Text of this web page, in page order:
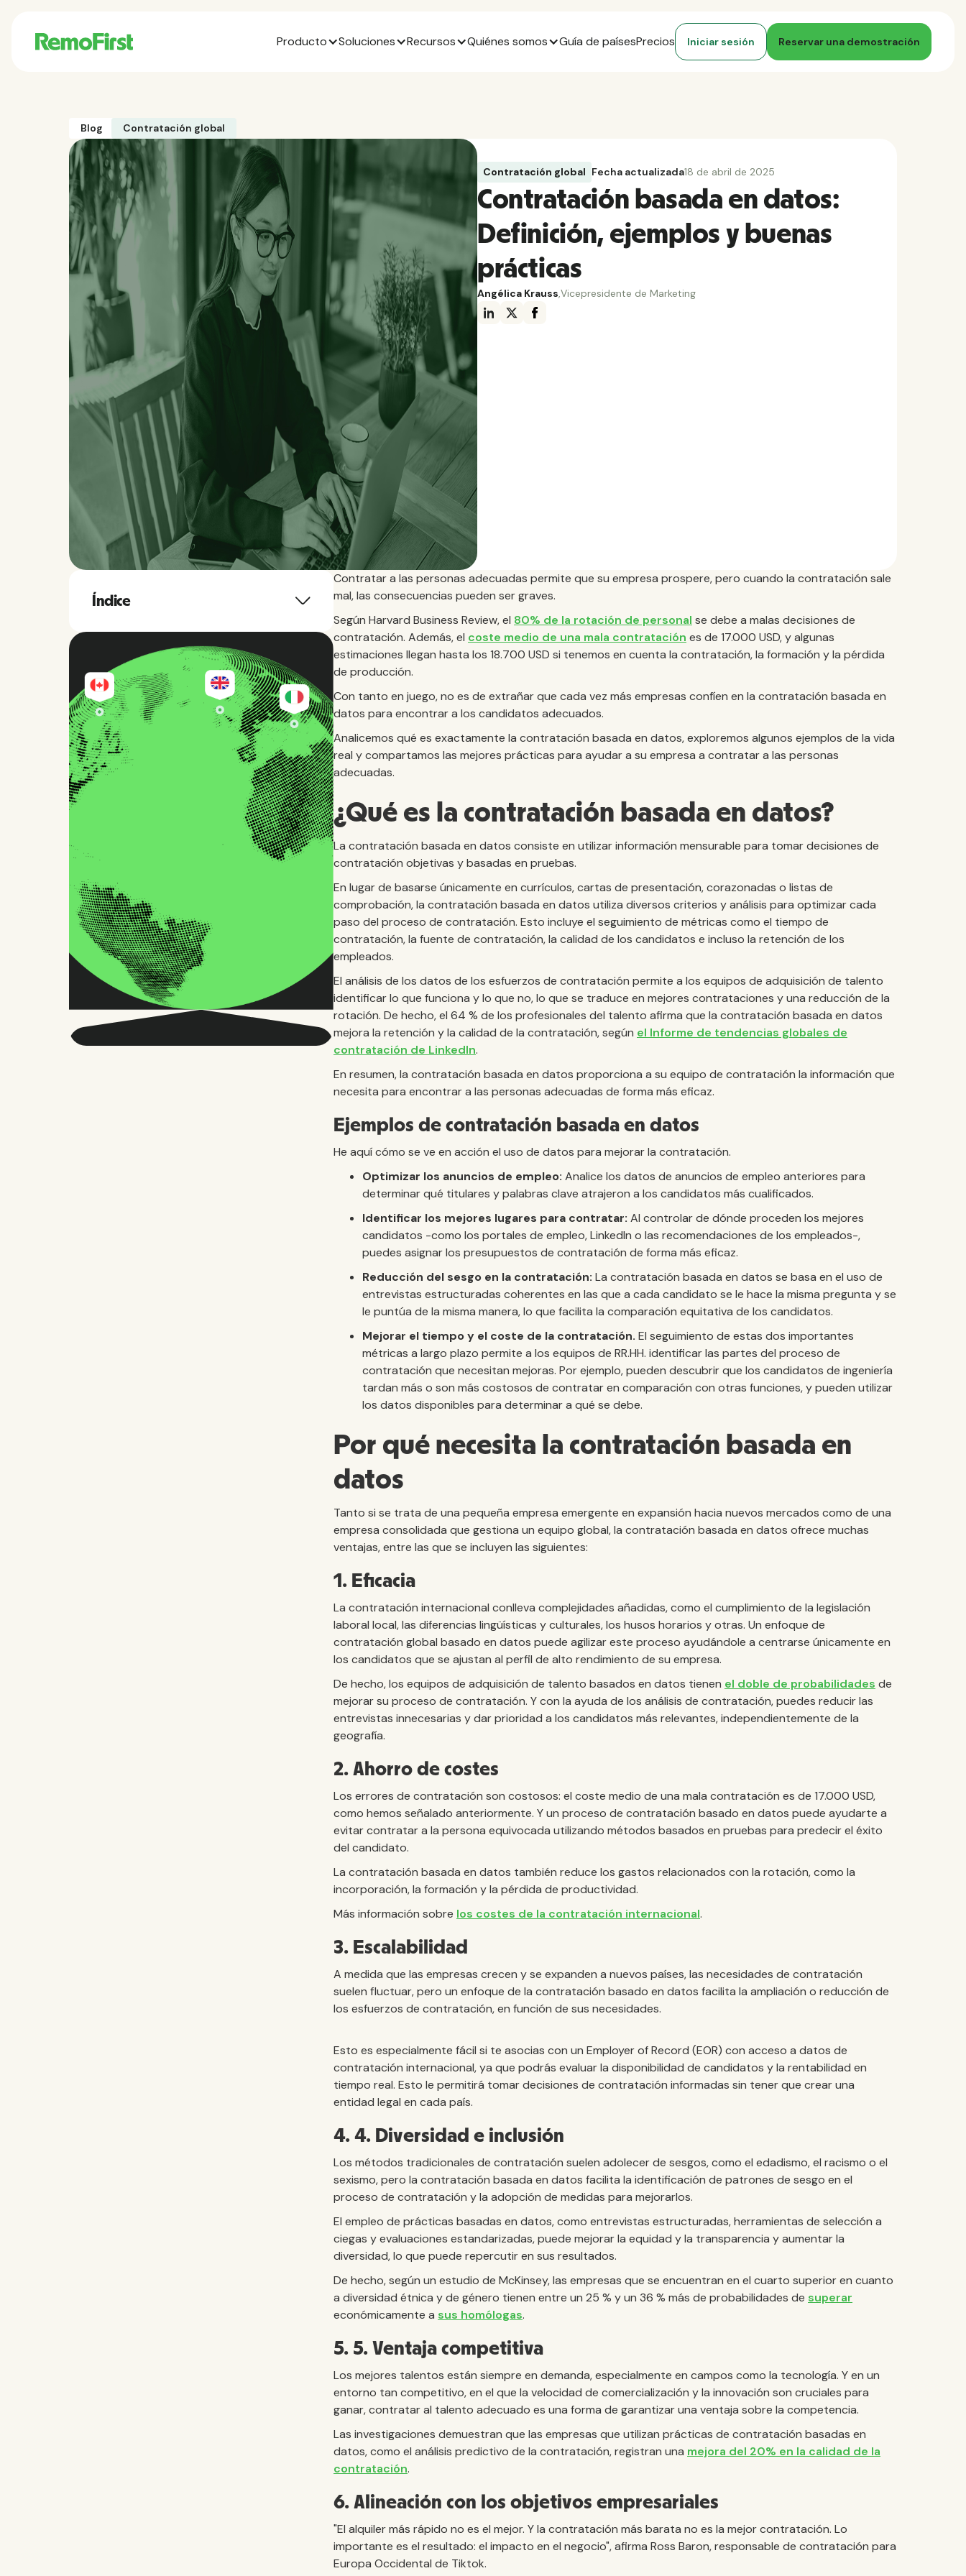
Producto Soluciones Recursos Quiénes somos Guía de paísesPrecios Iniciar sesión Reservar una demostración
Blog Contratación global
Contratación global Fecha actualizada18 de abril de 2025
Contratación basada en datos:
Definición, ejemplos y buenas
prácticas
Angélica Krauss,Vicepresidente de Marketing
Índice
Contratar a las personas adecuadas permite que su empresa prospere, pero cuando la contratación sale
mal, las consecuencias pueden ser graves.
Según Harvard Business Review, el 80% de la rotación de personal se debe a malas decisiones de
contratación. Además, el coste medio de una mala contratación es de 17.000 USD, y algunas
estimaciones llegan hasta los 18.700 USD si tenemos en cuenta la contratación, la formación y la pérdida
de producción.
Con tanto en juego, no es de extrañar que cada vez más empresas confíen en la contratación basada en
datos para encontrar a los candidatos adecuados.
Analicemos qué es exactamente la contratación basada en datos, exploremos algunos ejemplos de la vida
real y compartamos las mejores prácticas para ayudar a su empresa a contratar a las personas
adecuadas.
¿Qué es la contratación basada en datos?
La contratación basada en datos consiste en utilizar información mensurable para tomar decisiones de
contratación objetivas y basadas en pruebas.
En lugar de basarse únicamente en currículos, cartas de presentación, corazonadas o listas de
comprobación, la contratación basada en datos utiliza diversos criterios y análisis para optimizar cada
paso del proceso de contratación. Esto incluye el seguimiento de métricas como el tiempo de
contratación, la fuente de contratación, la calidad de los candidatos e incluso la retención de los
empleados.
El análisis de los datos de los esfuerzos de contratación permite a los equipos de adquisición de talento
identificar lo que funciona y lo que no, lo que se traduce en mejores contrataciones y una reducción de la
rotación. De hecho, el 64 % de los profesionales del talento afirma que la contratación basada en datos
mejora la retención y la calidad de la contratación, según el Informe de tendencias globales de
contratación de LinkedIn.
En resumen, la contratación basada en datos proporciona a su equipo de contratación la información que
necesita para encontrar a las personas adecuadas de forma más eficaz.
Ejemplos de contratación basada en datos
He aquí cómo se ve en acción el uso de datos para mejorar la contratación.
Optimizar los anuncios de empleo: Analice los datos de anuncios de empleo anteriores para
determinar qué titulares y palabras clave atrajeron a los candidatos más cualificados.
Identificar los mejores lugares para contratar: Al controlar de dónde proceden los mejores
candidatos -como los portales de empleo, LinkedIn o las recomendaciones de los empleados-,
puedes asignar los presupuestos de contratación de forma más eficaz.
Reducción del sesgo en la contratación: La contratación basada en datos se basa en el uso de
entrevistas estructuradas coherentes en las que a cada candidato se le hace la misma pregunta y se
le puntúa de la misma manera, lo que facilita la comparación equitativa de los candidatos.
Mejorar el tiempo y el coste de la contratación. El seguimiento de estas dos importantes
métricas a largo plazo permite a los equipos de RR.HH. identificar las partes del proceso de
contratación que necesitan mejoras. Por ejemplo, pueden descubrir que los candidatos de ingeniería
tardan más o son más costosos de contratar en comparación con otras funciones, y pueden utilizar
los datos disponibles para determinar a qué se debe.
Por qué necesita la contratación basada en
datos
Tanto si se trata de una pequeña empresa emergente en expansión hacia nuevos mercados como de una
empresa consolidada que gestiona un equipo global, la contratación basada en datos ofrece muchas
ventajas, entre las que se incluyen las siguientes:
1. Eficacia
La contratación internacional conlleva complejidades añadidas, como el cumplimiento de la legislación
laboral local, las diferencias lingüísticas y culturales, los husos horarios y otras. Un enfoque de
contratación global basado en datos puede agilizar este proceso ayudándole a centrarse únicamente en
los candidatos que se ajustan al perfil de alto rendimiento de su empresa.
De hecho, los equipos de adquisición de talento basados en datos tienen el doble de probabilidades de
mejorar su proceso de contratación. Y con la ayuda de los análisis de contratación, puedes reducir las
entrevistas innecesarias y dar prioridad a los candidatos más relevantes, independientemente de la
geografía.
2. Ahorro de costes
Los errores de contratación son costosos: el coste medio de una mala contratación es de 17.000 USD,
como hemos señalado anteriormente. Y un proceso de contratación basado en datos puede ayudarte a
evitar contratar a la persona equivocada utilizando métodos basados en pruebas para predecir el éxito
del candidato.
La contratación basada en datos también reduce los gastos relacionados con la rotación, como la
incorporación, la formación y la pérdida de productividad.
Más información sobre los costes de la contratación internacional.
3. Escalabilidad
A medida que las empresas crecen y se expanden a nuevos países, las necesidades de contratación
suelen fluctuar, pero un enfoque de la contratación basado en datos facilita la ampliación o reducción de
los esfuerzos de contratación, en función de sus necesidades.
Esto es especialmente fácil si te asocias con un Employer of Record (EOR) con acceso a datos de
contratación internacional, ya que podrás evaluar la disponibilidad de candidatos y la rentabilidad en
tiempo real. Esto le permitirá tomar decisiones de contratación informadas sin tener que crear una
entidad legal en cada país.
4. 4. Diversidad e inclusión
Los métodos tradicionales de contratación suelen adolecer de sesgos, como el edadismo, el racismo o el
sexismo, pero la contratación basada en datos facilita la identificación de patrones de sesgo en el
proceso de contratación y la adopción de medidas para mejorarlos.
El empleo de prácticas basadas en datos, como entrevistas estructuradas, herramientas de selección a
ciegas y evaluaciones estandarizadas, puede mejorar la equidad y la transparencia y aumentar la
diversidad, lo que puede repercutir en sus resultados.
De hecho, según un estudio de McKinsey, las empresas que se encuentran en el cuarto superior en cuanto
a diversidad étnica y de género tienen entre un 25 % y un 36 % más de probabilidades de superar
económicamente a sus homólogas.
5. 5. Ventaja competitiva
Los mejores talentos están siempre en demanda, especialmente en campos como la tecnología. Y en un
entorno tan competitivo, en el que la velocidad de comercialización y la innovación son cruciales para
ganar, contratar al talento adecuado es una forma de garantizar una ventaja sobre la competencia.
Las investigaciones demuestran que las empresas que utilizan prácticas de contratación basadas en
datos, como el análisis predictivo de la contratación, registran una mejora del 20% en la calidad de la
contratación.
6. Alineación con los objetivos empresariales
"El alquiler más rápido no es el mejor. Y la contratación más barata no es la mejor contratación. Lo
importante es el resultado: el impacto en el negocio", afirma Ross Baron, responsable de contratación para
Europa Occidental de Tiktok.